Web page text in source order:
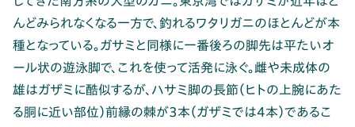
んどみられなくなる一方で、釣れるワタリガニのほとんどが本
種となっている。ガサミと同様に一番後ろの脚先は平たいオ
ール状の遊泳脚で、これを使って活発に泳ぐ。雌や未成体の
雄はガザミに酷似するが、ハサミ脚の長節（ヒトの上腕にあた
る胴に近い部位）前縁の棘が3本（ガザミでは4本）であるこ